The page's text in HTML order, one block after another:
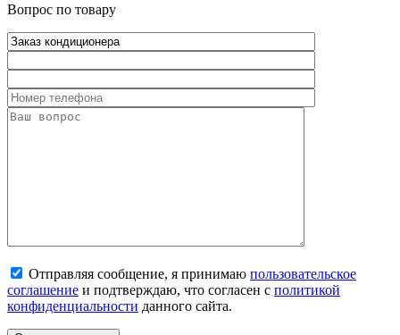
Вопрос по товару
Отправляя сообщение, я принимаю пользовательское
соглашение и подтверждаю, что согласен с политикой
конфиденциальности данного сайта.